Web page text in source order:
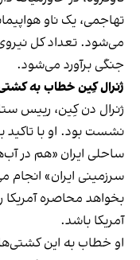
تهاجمی، یک ناو
جنگی برآورد می‌شود.
ژنرال کِین خطاب به
ژنرال دن کِین، رییس
نشست بود. او با تاکید
ساحلی ایران «هم در
سرزمینی ایران» انجام
بخواهد محاصره آمریکا
آمریکا باشد.
او خطاب به این کشتی‌ها